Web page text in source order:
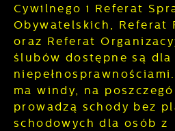
Cywilnego i Referat
Obywatelskich, Referat
oraz Referat
ślubów dostępne są dla
ma windy, na
prowadzą schody bez
schodowych dla osób z